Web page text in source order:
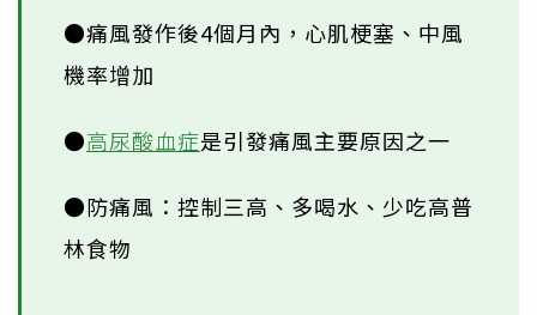
●痛風發作後4個月內，心肌梗塞、中風
機率增加
●高尿酸血症是引發痛風主要原因之一
●防痛風：控制三高、多喝水、少吃高普
林食物